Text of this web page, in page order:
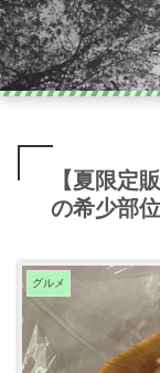
【夏限定
の希少部
グルメ